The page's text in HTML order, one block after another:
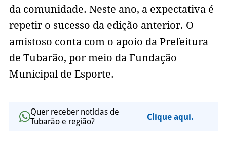
da comunidade. Neste ano, a expectativa é
repetir o sucesso da edição anterior. O
amistoso conta com o apoio da Prefeitura
de Tubarão, por meio da Fundação
Municipal de Esporte.
Quer receber notícias de
Tubarão e região?
Clique aqui.